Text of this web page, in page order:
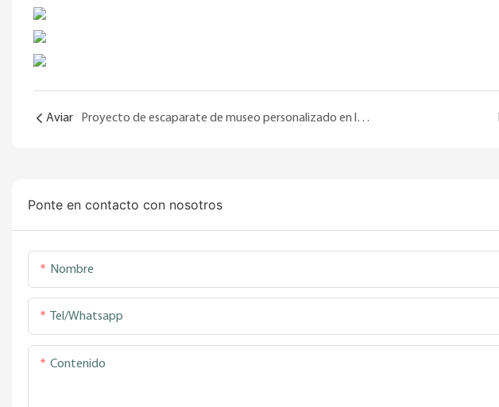
Aviar Proyecto de escaparate de museo personalizado en los Países Bajos
Ponte en contacto con nosotros
Nombre
Tel/whatsapp
Contenido